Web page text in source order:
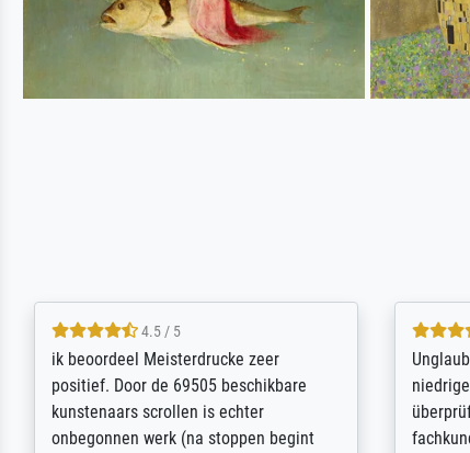
5 / 5
Die Zufriedenheit ist auch nicht dadurch
getrübt, dass das Bild entgegen einer
angegebenen Lieferanschrift (sollte
eine Überraschung für die normannische
were
the